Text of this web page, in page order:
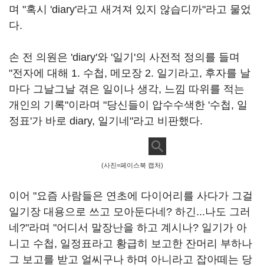
며 "혹시 'diary'라고 새겨져 있지 않습디까"라고 물었
다.
손 전 의원은 'diary'와 '일기'의 사전적 정의를 들며
"전자에 대해 1. 수첩, 메모장 2. 일기라고, 후자를 날
마다 그날그날 겪은 일이나 생각, 느낌 따위를 적는
개인의 기록"이라며 "당신들이 압수수색한 '수첩, 일
정표'가 바로 diary, 일기네"라고 비판했다.
(사진=페이스북 캡처)
이어 "요즘 사람들은 연초에 다이어리를 사다가 그걸
일기장 대용으로 쓰고 모아둔다네? 하긴...나도 그러
네?"라며 "어디서 말장난을 하고 계시나? 일기가 아
니고 수첩, 일정표라고 황급히 보고한 잔머리 부하나
그 보고를 받고 얼씨구나 하며 아니라고 잡아떼는 당